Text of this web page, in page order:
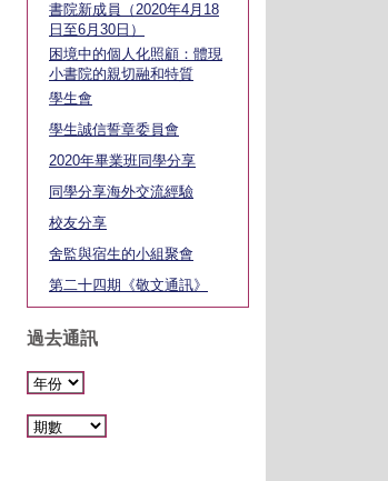
書院新成員（2020年4月18
日至6月30日）
困境中的個人化照顧：體現
小書院的親切融和特質
學生會
學生誠信誓章委員會
2020年畢業班同學分享
同學分享海外交流經驗
校友分享
舍監與宿生的小組聚會
第二十四期《敬文通訊》
過去通訊